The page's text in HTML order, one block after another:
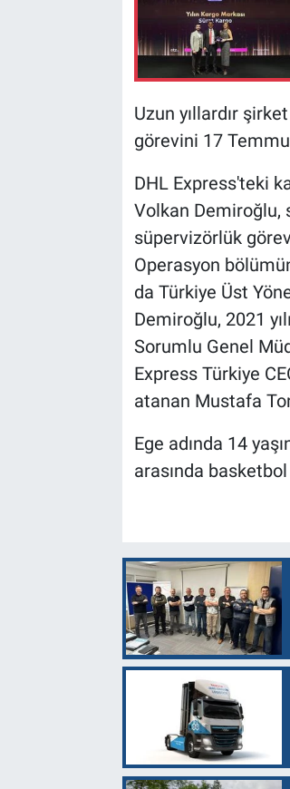
Uzun yıllardır
görevini 17
DHL Express'teki
Volkan Demiroğlu,
süpervizörlük
Operasyon
da Türkiye Üst
Demiroğlu, 2021
Sorumlu Genel
Express Türkiye
atanan Mustafa
Ege adında 14
arasında